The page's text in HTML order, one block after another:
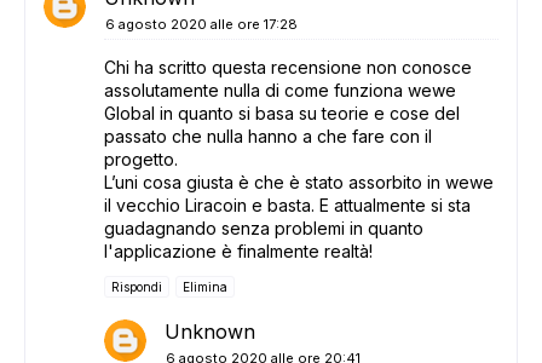
6 agosto 2020 alle ore 17:28
Chi ha scritto questa recensione non conosce
assolutamente nulla di come funziona wewe
Global in quanto si basa su teorie e cose del
passato che nulla hanno a che fare con il
progetto.
L’uni cosa giusta è che è stato assorbito in wewe
il vecchio Liracoin e basta. E attualmente si sta
guadagnando senza problemi in quanto
l'applicazione è finalmente realtà!
Rispondi Elimina
Unknown
6 agosto 2020 alle ore 20:41